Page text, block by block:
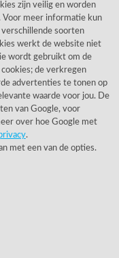
B.V.
zijn veilig en worden
Voor meer informatie kun
verschillende soorten
werkt de website niet
wordt gebruikt om de
de verkregen
advertenties te tonen op
waarde voor jou. De
van Google, voor
over hoe Google met
.
met een van de opties.